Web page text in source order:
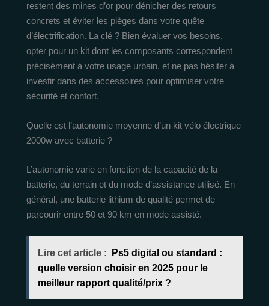
restent des mines d’or pour dénicher des retours
concrets et éviter les pièges dans votre quête
d’électrification. La clé ? Bien évaluer vos besoins,
opter pour un kit dont les composants correspondent
précisément à votre usage urbain, et ne pas hésiter à
investir dans des accessoires pour optimiser votre
sécurité et confort.
Quelle est l’autonomie moyenne d’un kit vélo électrique
2000w avec batterie ?
L’autonomie varie en fonction de la capacité de la
batterie, du terrain et du mode d’assistance utilisé. En
général, une batterie lithium de qualité permet de
parcourir entre 50 et 90 km en mode assisté.
Lire cet article :
Ps5 digital ou standard :
quelle version choisir en 2025 pour le
meilleur rapport qualité/prix ?